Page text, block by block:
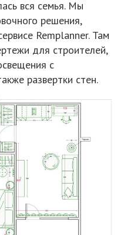
вся семья. Мы
решения,
Remplanner. Там
для строителей,
с
развертки стен.